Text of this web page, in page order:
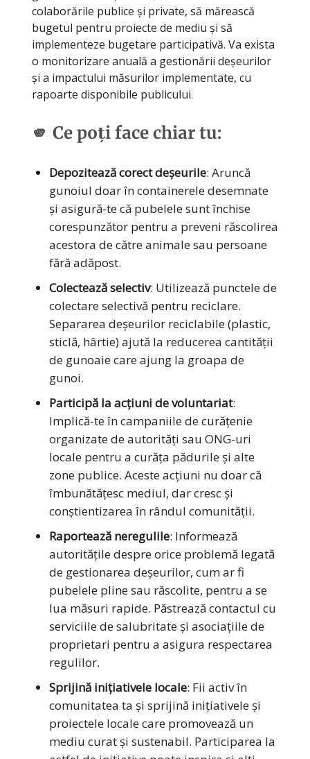
colaborările publice și private, să mărească
bugetul pentru proiecte de mediu și să
implementeze bugetare participativă. Va exista
o monitorizare anuală a gestionării deșeurilor
și a impactului măsurilor implementate, cu
rapoarte disponibile publicului.
🫵 Ce poți face chiar tu:
Depozitează corect deșeurile: Aruncă
gunoiul doar în containerele desemnate
și asigură-te că pubelele sunt închise
corespunzător pentru a preveni răscolirea
acestora de către animale sau persoane
fără adăpost.
Colectează selectiv: Utilizează punctele de
colectare selectivă pentru reciclare.
Separarea deșeurilor reciclabile (plastic,
sticlă, hârtie) ajută la reducerea cantității
de gunoaie care ajung la groapa de
gunoi.
Participă la acțiuni de voluntariat:
Implică-te în campaniile de curățenie
organizate de autorități sau ONG-uri
locale pentru a curăța pădurile și alte
zone publice. Aceste acțiuni nu doar că
îmbunătățesc mediul, dar cresc și
conștientizarea în rândul comunității.
Raportează neregulile: Informează
autoritățile despre orice problemă legată
de gestionarea deșeurilor, cum ar fi
pubelele pline sau răscolite, pentru a se
lua măsuri rapide. Păstrează contactul cu
serviciile de salubritate și asociațiile de
proprietari pentru a asigura respectarea
regulilor.
Sprijină inițiativele locale: Fii activ în
comunitatea ta și sprijină inițiativele și
proiectele locale care promovează un
mediu curat și sustenabil. Participarea la